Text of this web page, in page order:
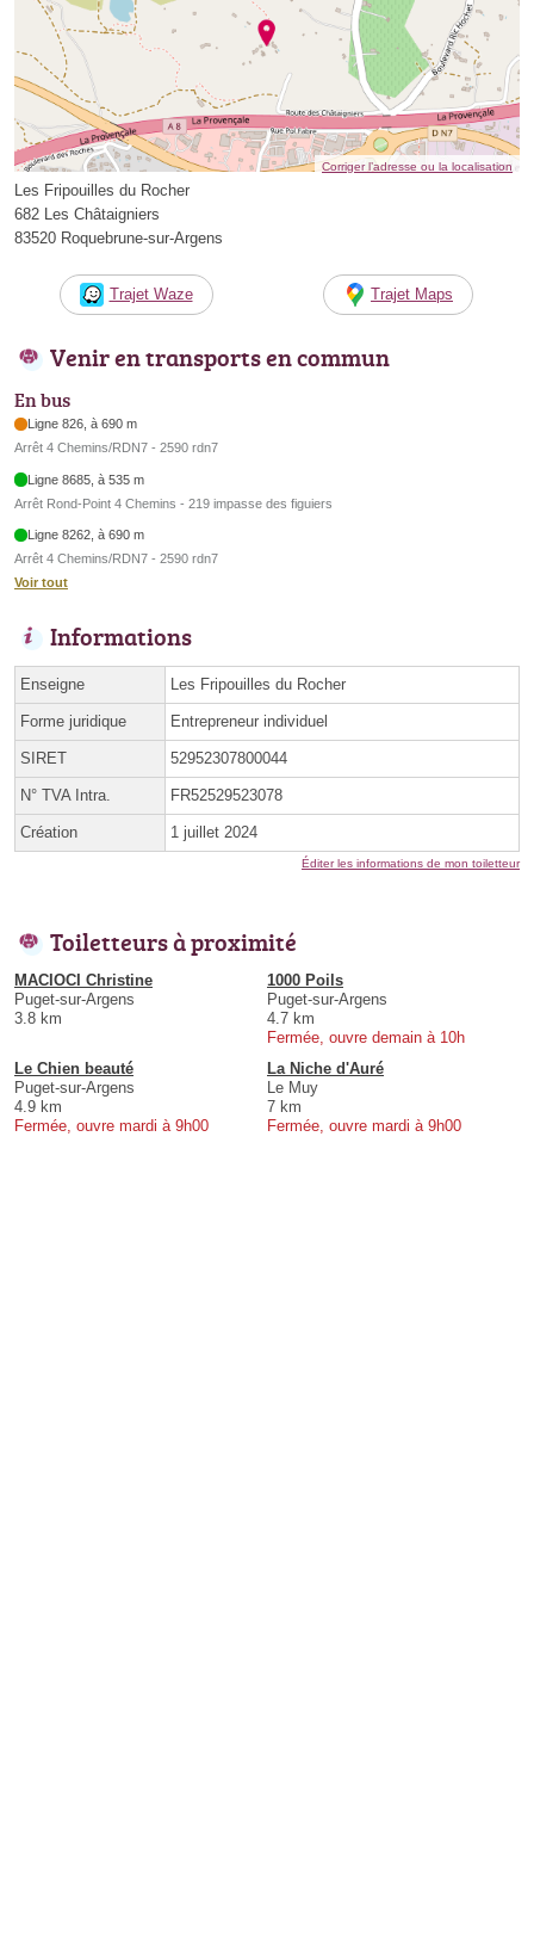
Corriger l’adresse ou la localisation
Les Fripouilles du Rocher
682 Les Châtaigniers
83520 Roquebrune-sur-Argens
Trajet Waze Trajet Maps
Venir en transports en commun
En bus
Ligne 826, à 690 m
Arrêt 4 Chemins/RDN7 - 2590 rdn7
Ligne 8685, à 535 m
Arrêt Rond-Point 4 Chemins - 219 impasse des figuiers
Ligne 8262, à 690 m
Arrêt 4 Chemins/RDN7 - 2590 rdn7
Voir tout
Informations
Enseigne Les Fripouilles du Rocher
Forme juridique Entrepreneur individuel
SIRET 52952307800044
N° TVA Intra. FR52529523078
Création 1 juillet 2024
Éditer les informations de mon toiletteur
Toiletteurs à proximité
MACIOCI Christine
Puget-sur-Argens
3.8 km
1000 Poils
Puget-sur-Argens
4.7 km
Fermée, ouvre demain à 10h
Le Chien beauté
Puget-sur-Argens
4.9 km
Fermée, ouvre mardi à 9h00
La Niche d'Auré
Le Muy
7 km
Fermée, ouvre mardi à 9h00